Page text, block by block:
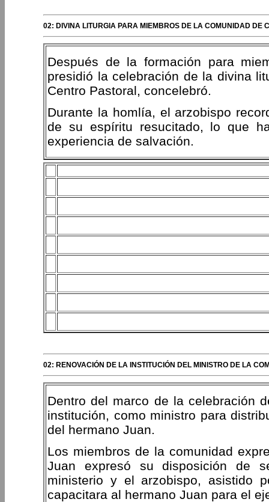
02: DIVINA LITURGIA PARA MIEMBROS DE LA COMUNIDAD DE
Después de la formación para
presidió la celebración de la divina
Centro Pastoral, concelebró.
Durante la homlía, el arzobispo
de su espíritu resucitado, lo que
experiencia de salvación.
02: RENOVACIÓN DE LA INSTITUCIÓN DEL MINISTRO DE LA
Dentro del marco de la celebración
institución, como ministro para
del hermano Juan.
Los miembros de la comunidad
Juan expresó su disposición de
ministerio y el arzobispo, asistido
capacitara al hermano Juan para el